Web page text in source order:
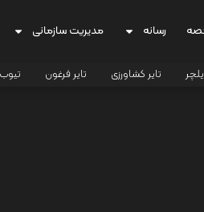
رسانه مدیریت سازمانی
تایر کشاورزی تایر فرغون تیوب